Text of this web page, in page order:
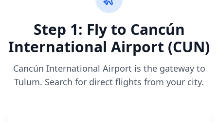
Step 1: Fly to Cancún
International Airport (CUN)
Cancún International Airport is the gateway to
Tulum. Search for direct flights from your city.